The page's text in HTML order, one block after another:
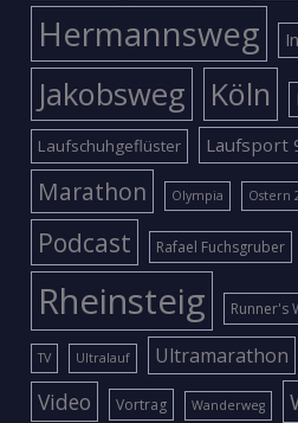
Hermannsweg
Jakobsweg Köln
Laufschuhgeflüster Laufsport
Marathon Olympia Ostern
Podcast Rafael Fuchsgruber
Rheinsteig Runner's
TV Ultralauf Ultramarathon
Video Vortrag Wanderweg